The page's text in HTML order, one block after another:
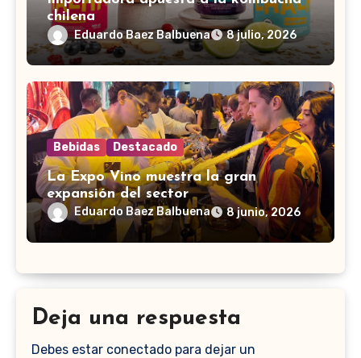
chilena
Eduardo Baez Balbuena 8 julio, 2026
Bebidas Destacado
La Expo Vino muestra la gran
expansión del sector
Eduardo Baez Balbuena 8 junio, 2026
Deja una respuesta
Debes estar conectado para dejar un